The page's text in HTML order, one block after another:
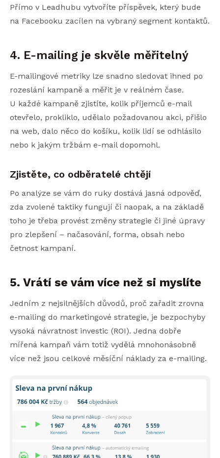
Přímo v Leadhubu vytvoříte příspěvek, který bude
na Facebooku zacílen na vybraný segment kontaktů.
4. E-mailing je skvěle měřitelný
E-mailingové metriky lze snadno sledovat ihned po
rozeslání kampaně a měřit je v reálném čase.
U každé kampaně zjistíte, kolik příjemců e-mail
otevřelo, prokliklo, udělalo požadovanou akci, přišlo
na web, dalo něco do košíku, kolik lidí se odhlásilo
nebo k jakým tržbám e-mail dopomohl.
Zjistěte, co odběratelé chtějí
Po analýze se vám do ruky dostává jasná odpověď,
zda zvolené taktiky fungují či naopak, a na základě
toho je třeba provést změny strategie či jiné úpravy
pro zlepšení – načasování, forma, obsah nebo
četnost kampaní.
5. Vrátí se vám více než si myslíte
Jedním z nejsilnějších důvodů, proč zařadit zrovna
e-mailing do marketingové strategie, je bezpochyby
vysoká návratnost investic (ROI). Jedna dobře
mířená kampaň vám totiž vydělá mnohonásobně
více než jsou celkové měsíční náklady za e-mailing.